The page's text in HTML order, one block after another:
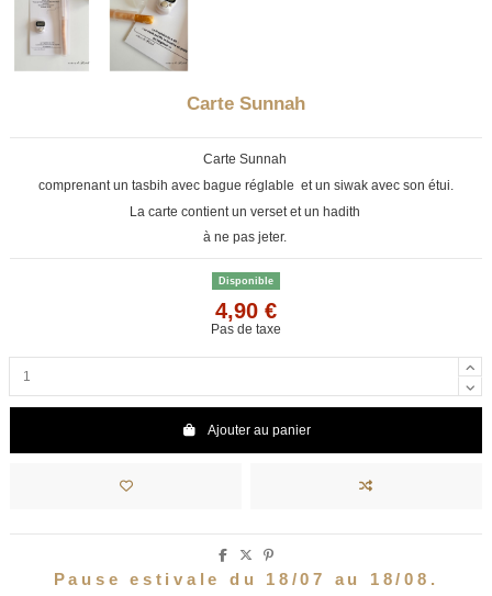
Carte Sunnah
Carte Sunnah
comprenant un tasbih avec bague réglable et un siwak avec son étui.
La carte contient un verset et un hadith
à ne pas jeter.
Disponible
4,90 €
Pas de taxe
Ajouter au panier
Pause estivale du 18/07 au 18/08.